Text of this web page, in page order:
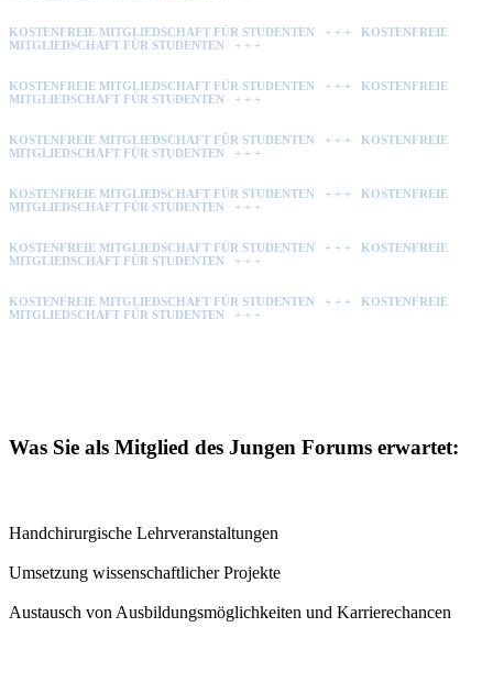
KOSTENFREIE MITGLIEDSCHAFT FÜR STUDENTEN + + + KOSTENFREIE
MITGLIEDSCHAFT FÜR STUDENTEN + + +
KOSTENFREIE MITGLIEDSCHAFT FÜR STUDENTEN + + + KOSTENFREIE
MITGLIEDSCHAFT FÜR STUDENTEN + + +
KOSTENFREIE MITGLIEDSCHAFT FÜR STUDENTEN + + + KOSTENFREIE
MITGLIEDSCHAFT FÜR STUDENTEN + + +
KOSTENFREIE MITGLIEDSCHAFT FÜR STUDENTEN + + + KOSTENFREIE
MITGLIEDSCHAFT FÜR STUDENTEN + + +
KOSTENFREIE MITGLIEDSCHAFT FÜR STUDENTEN + + + KOSTENFREIE
MITGLIEDSCHAFT FÜR STUDENTEN + + +
KOSTENFREIE MITGLIEDSCHAFT FÜR STUDENTEN + + + KOSTENFREIE
MITGLIEDSCHAFT FÜR STUDENTEN + + +
Was Sie als Mitglied des Jungen Forums erwartet:
Handchirurgische Lehrveranstaltungen
Umsetzung wissenschaftlicher Projekte
Austausch von Ausbildungsmöglichkeiten und Karrierechancen